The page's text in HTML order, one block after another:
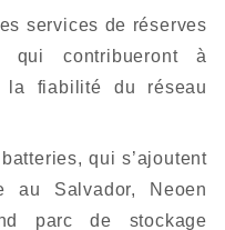
services de réserves
qui contribueront à
fiabilité du réseau
qui s’ajoutent
Salvador, Neoen
parc de stockage